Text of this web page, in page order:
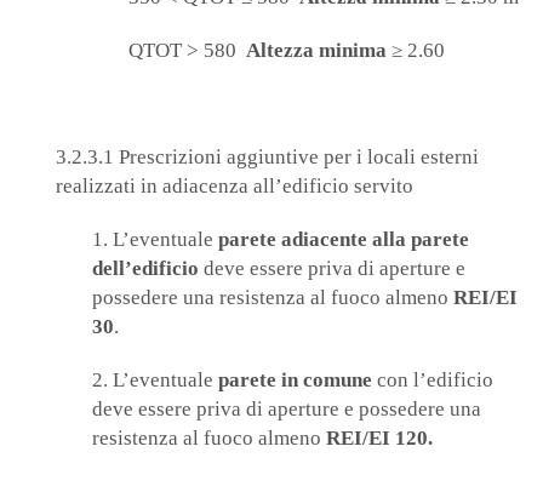
QTOT > 580 Altezza minima ≥ 2.60
3.2.3.1 Prescrizioni aggiuntive per i locali esterni
realizzati in adiacenza all’edificio servito
1. L’eventuale parete adiacente alla parete
dell’edificio deve essere priva di aperture e
possedere una resistenza al fuoco almeno REI/EI
30.
2. L’eventuale parete in comune con l’edificio
deve essere priva di aperture e possedere una
resistenza al fuoco almeno REI/EI 120.